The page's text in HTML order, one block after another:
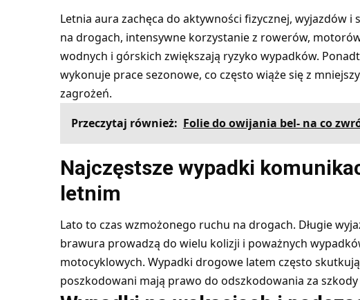
Letnia aura zachęca do aktywności fizycznej, wyjazdów
na drogach, intensywne korzystanie z rowerów,
wodnych i górskich zwiększają ryzyko wypadków.
wykonuje prace sezonowe, co często wiąże się z
zagrożeń.
Przeczytaj również: Folie do owijania bel- na co
Najczęstsze wypadki
letnim
Lato to czas wzmożonego ruchu na drogach. Długie
brawura prowadzą do wielu kolizji i poważnych
motocyklowych. Wypadki drogowe latem często
poszkodowani mają prawo do odszkodowania za